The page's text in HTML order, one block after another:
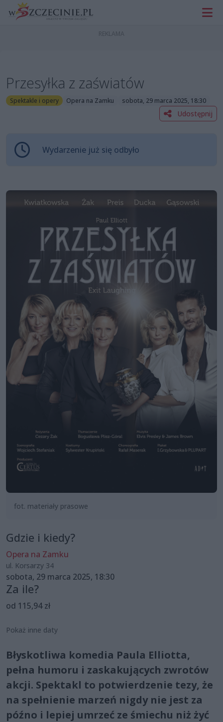
Przesyłka z zaświatów
Spektakle i opery Opera na Zamku sobota, 29 marca 2025, 18:30
Udostępnij
Wydarzenie już się odbyło
fot. materiały prasowe
Gdzie i kiedy?
Opera na Zamku
ul. Korsarzy 34
sobota, 29 marca 2025, 18:30
Za ile?
od 115,94 zł
Pokaż inne daty
Błyskotliwa komedia Paula Elliotta,
pełna humoru i zaskakujących zwrotów
akcji. Spektakl to potwierdzenie tezy, że
na spełnienie marzeń nigdy nie jest za
późno i lepiej umrzeć ze śmiechu niż żyć